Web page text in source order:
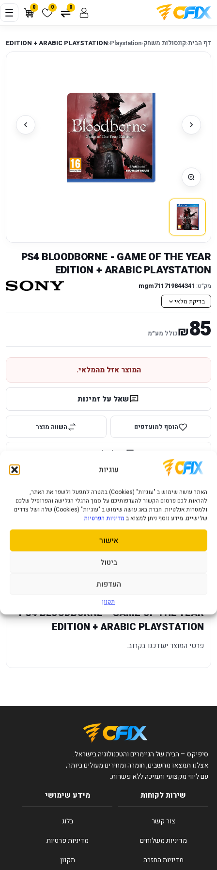
עוגיות
האתר עושה שימוש ב "עוגיות" (Cookies) במטרה לתפעל ולשפר את האתר,
להראות לכם פרסום הקשור להעדפותיכם על סמך הרגלי הגלישה והפרופיל שלכם
ולמטרות אנלטיות. חברת באג עושה שימוש ב "עוגיות" (Cookies) שלה ושל צדדים
שלישיים. מידע נוסף ניתן למצוא ב מדיניות הפרטיות
אישור
ביטול
העדפות
תקנון
0 0 0
דף הבית‹קונסולות משחק‹
Playstation
‹
EDITION + ARABIC PLAYSTATION
PS4 BLOODBORNE - GAME OF THE YEAR
EDITION + ARABIC PLAYSTATION
מק״ט: mgm711719844341
בדיקת מלאי
85
₪כולל מע״מ
המוצר אזל מהמלאי.
שאל על זמינות
הוסף למועדפים השווה מוצר
שאל על המוצר
מחיר משלוח ₪49 12 חודשי אחריות
תמיכה ושירות תשלום מאובטח
מפרט טכני
PS4 BLOODBORNE - GAME OF THE YEAR
EDITION + ARABIC PLAYSTATION
פרטי המוצר יעודכנו בקרוב.
סיפיקס – הבית של הגיימרים והטכנולוגיה בישראל.
אצלנו תמצאו מחשבים, חומרה ומחירים מעולים ביותר,
עם ליווי מקצועי ותמיכה ללא פשרות.
שירות לקוחות
צור קשר
מדיניות משלוחים
מדיניות החזרה
מידע שימושי
בלוג
מדיניות פרטיות
תקנון